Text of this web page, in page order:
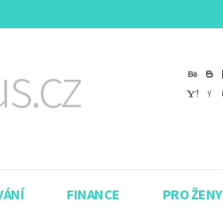
FINANCE PRO ŽENY